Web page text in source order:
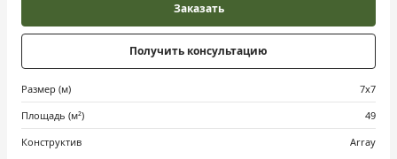
Заказать
Получить консультацию
Размер (м)
7х7
Площадь (м²)
49
Конструктив
Array